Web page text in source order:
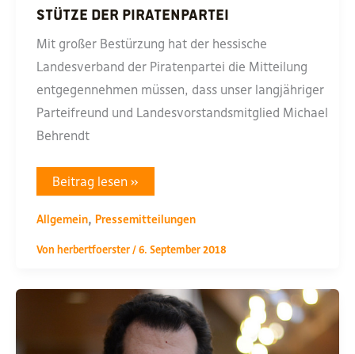
Stütze der Piratenpartei
Mit großer Bestürzung hat der hessische
Landesverband der Piratenpartei die Mitteilung
entgegennehmen müssen, dass unser langjähriger
Parteifreund und Landesvorstandsmitglied Michael
Behrendt
Stütze
der
Beitrag lesen »
Allgemein, Pressemitteilungen
Von herbertfoerster/6. September 2018